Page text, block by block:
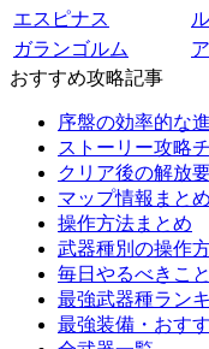
エスピナス
ガランゴルム
おすすめ攻略記事
序盤の効率的な
ストーリー攻略
クリア後の解放
マップ情報まとめ
操作方法まとめ
武器種別の操作
毎日やるべきこと
最強武器種ラン
最強装備・おす